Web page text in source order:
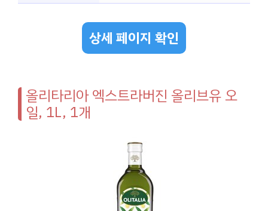
상세 페이지 확인
올리타리아 엑스트라버진 올리브유 오
일, 1L, 1개